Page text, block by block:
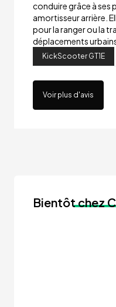
conduire grâce à ses
amortisseur arrière.
pour la ranger ou la
déplacements
KickScooter GT1E
Voir plus d'avis
Bientôtchez